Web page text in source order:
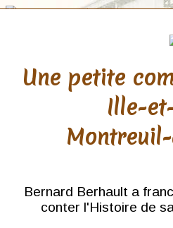
Atlantiques
Orthez
Pau
Une petite
Ille-
Bernard Berhault a
conter l'Histoire de